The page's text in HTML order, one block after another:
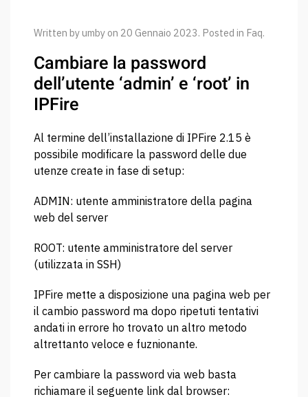
Written by umby on 20 Gennaio 2023. Posted in Faq.
Cambiare la password
dell’utente ‘admin’ e ‘root’ in
IPFire
Al termine dell’installazione di IPFire 2.15 è
possibile modificare la password delle due
utenze create in fase di setup:
ADMIN: utente amministratore della pagina
web del server
ROOT: utente amministratore del server
(utilizzata in SSH)
IPFire mette a disposizione una pagina web per
il cambio password ma dopo ripetuti tentativi
andati in errore ho trovato un altro metodo
altrettanto veloce e fuznionante.
Per cambiare la password via web basta
richiamare il seguente link dal browser: